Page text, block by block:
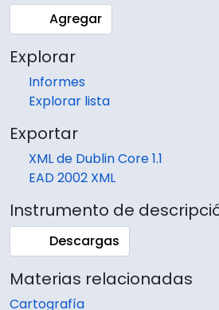
Agregar
Explorar
Informes
Explorar lista
Exportar
XML de Dublin Core 1.1
EAD 2002 XML
Instrumento de
Descargas
Materias relacionadas
Cartografía